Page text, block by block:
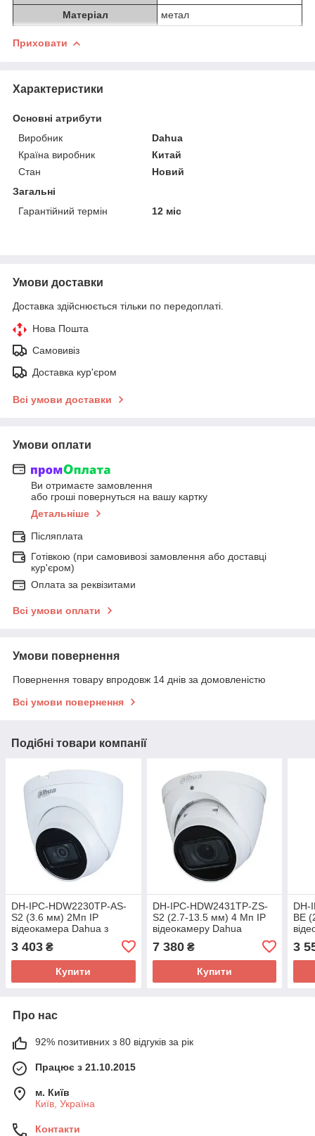
Матеріал
метал
Приховати
Характеристики
Основні атрибути
Виробник
Dahua
Країна виробник
Китай
Стан
Новий
Загальні
Гарантійний термін
12 міс
Умови доставки
Доставка здійснюється тільки по передоплаті.
Нова Пошта
Самовивіз
Доставка кур'єром
Всі умови доставки
Умови оплати
Ви отримаєте замовлення
або гроші повернуться на вашу картку
Детальніше
Післяплата
Готівкою (при самовивозі замовлення або доставці
кур'єром)
Оплата за реквізитами
Всі умови оплати
Умови повернення
Повернення товару впродовж 14 днів за домовленістю
Всі умови повернення
Подібні товари компанії
DH-IPC-HDW2230TP-AS-
S2 (3.6 мм) 2Мп IP
відеокамера Dahua з
вбудованим мікрофоном
3 403 ₴
Купити
DH-IPC-HDW2431TP-ZS-
S2 (2.7-13.5 мм) 4 Мп IP
відеокамеру Dahua
7 380₴
Купити
DH-
BE
3
Про нас
92% позитивних з 80 відгуків за рік
Працює з 21.10.2015
м. Київ
Київ, Україна
Контакти